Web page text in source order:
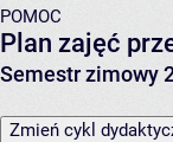
POMOC
Plan zajęć
Semestr zimowy
Zmień cykl